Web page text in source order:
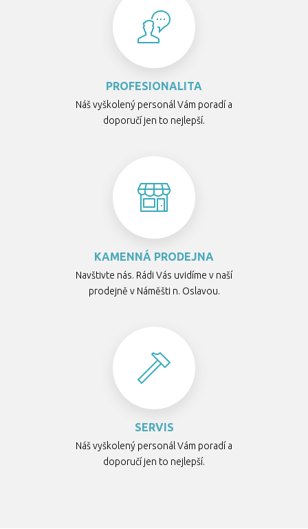
PROFESIONALITA
Náš vyškolený personál Vám poradí a
doporučí jen to nejlepší.
KAMENNÁ PRODEJNA
Navštivte nás. Rádi Vás uvidíme v naší
prodejně v Náměšti n. Oslavou.
SERVIS
Náš vyškolený personál Vám poradí a
doporučí jen to nejlepší.